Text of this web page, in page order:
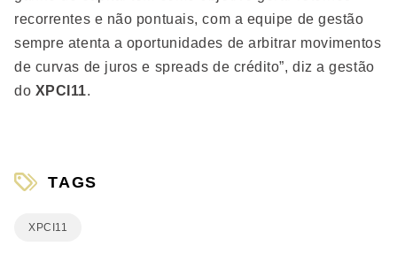
recorrentes e não pontuais, com a equipe de gestão
sempre atenta a oportunidades de arbitrar movimentos
de curvas de juros e spreads de crédito”, diz a gestão
do XPCI11.
TAGS
XPCI11